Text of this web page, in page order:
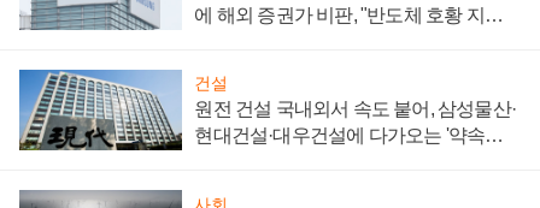
에 해외 증권가 비판, "반도체 호황 지속
건설
원전 건설 국내외서 속도 붙어, 삼성물산·
현대건설·대우건설에 다가오는 '약속의